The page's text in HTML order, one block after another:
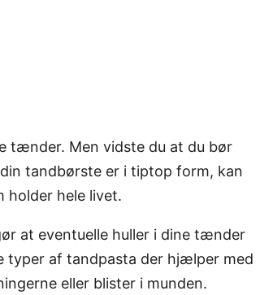
tænder. Men vidste du at du bør
tandbørste er i tiptop form, kan
hele livet.
at eventuelle huller i dine tænder
typer af tandpasta der hjælper med
eller blister i munden.